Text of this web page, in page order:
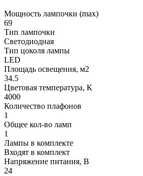
Мощность лампочки (max)
69
Тип лампочки
Светодиодная
Тип цоколя лампы
LED
Площадь освещения, м2
34.5
Цветовая температура, К
4000
Количество плафонов
1
Общее кол-во ламп
1
Лампы в комплекте
Входят в комплект
Напряжение питания, В
24